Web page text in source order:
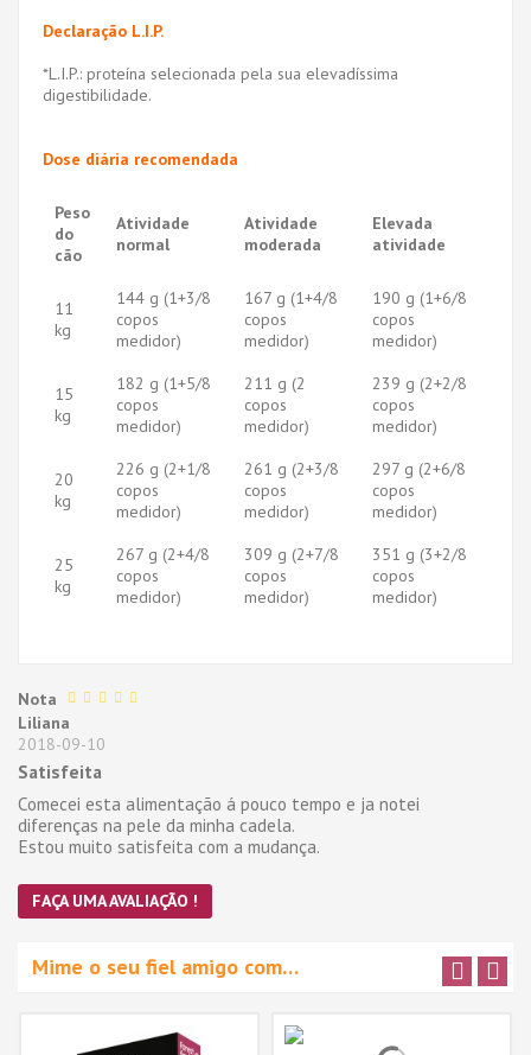
Declaração L.I.P.
*L.I.P.: proteína selecionada pela sua elevadíssima
digestibilidade.
Dose diária recomendada
Peso
do
cão
Atividade
normal
Atividade
moderada
Elevada
atividade
11
kg
144 g (1+3/8
copos
medidor)
167 g (1+4/8
copos
medidor)
190 g (1+6/8
copos
medidor)
15
kg
182 g (1+5/8
copos
medidor)
211 g (2
copos
medidor)
239 g (2+2/8
copos
medidor)
20
kg
226 g (2+1/8
copos
medidor)
261 g (2+3/8
copos
medidor)
297 g (2+6/8
copos
medidor)
25
kg
267 g (2+4/8
copos
medidor)
309 g (2+7/8
copos
medidor)
351 g (3+2/8
copos
medidor)
Nota
Liliana
2018-09-10
Satisfeita
Comecei esta alimentação á pouco tempo e ja notei
diferenças na pele da minha cadela.
Estou muito satisfeita com a mudança.
FAÇA UMA AVALIAÇÃO !
Mime o seu fiel amigo com…